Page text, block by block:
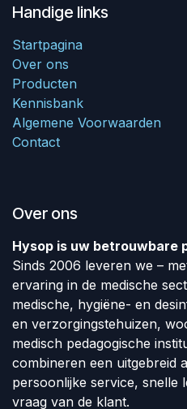
Handige links
Startpagina
Over ons
Producten
Kennisbank
Algemene Voorwaarden
Contact
Over ons
Hysop is uw betrouwbare
Sinds 2006 leveren we –
ervaring in de medische
medische, hygiëne- en
en verzorgingstehuizen,
medisch pedagogische
combineren een uitgebreid
persoonlijke service, snelle
vraag van de klant.